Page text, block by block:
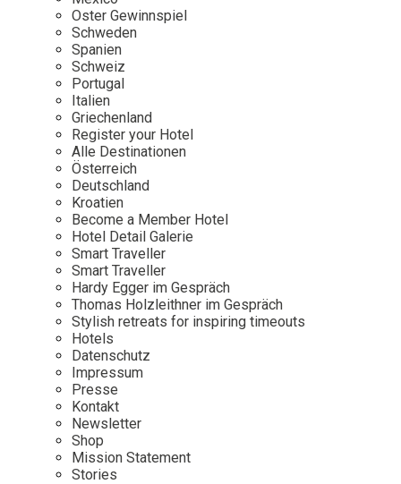
Mexico
Niederlande
Österreich
Portugal
Schweden
Spanien
Schweiz
Persönlichkeiten
Our Story
Career
Kontakt
Impressum
Oster Gewinnspiel
Schweden
Spanien
Schweiz
Portugal
Italien
Griechenland
Register your Hotel
Alle Destinationen
Österreich
Deutschland
Kroatien
Become a Member Hotel
Hotel Detail Galerie
Smart Traveller
Smart Traveller
Hardy Egger im Gespräch
Thomas Holzleithner im Gespräch
Stylish retreats for inspiring timeouts
Hotels
Datenschutz
Impressum
Presse
Kontakt
Newsletter
Shop
Mission Statement
Stories